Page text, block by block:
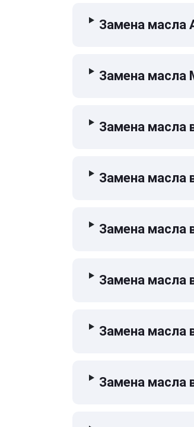
Замена масла
Замена масла
Замена масла
Замена масла
Замена масла
Замена масла
Замена масла
Замена масла